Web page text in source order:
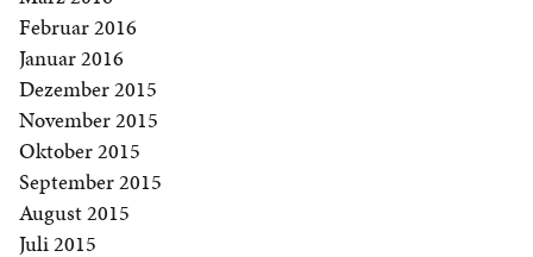
Februar 2016
Januar 2016
Dezember 2015
November 2015
Oktober 2015
September 2015
August 2015
Juli 2015